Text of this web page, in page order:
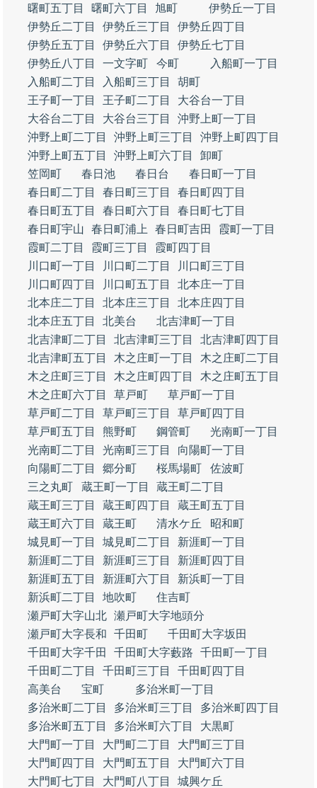
曙町五丁目 曙町六丁目 旭町
伊勢丘一丁目
伊勢丘二丁目
伊勢丘三丁目
伊勢丘四丁目
伊勢丘五丁目
伊勢丘六丁目
伊勢丘七丁目
伊勢丘八丁目
一文字町 今町
入船町一丁目
入船町二丁目
入船町三丁目
胡町
王子町一丁目
王子町二丁目
大谷台一丁目
大谷台二丁目
大谷台三丁目
沖野上町一丁目
沖野上町二丁目
沖野上町三丁目
沖野上町四丁目
沖野上町五丁目
沖野上町六丁目
卸町
笠岡町
春日池 春日台
春日町一丁目
春日町二丁目
春日町三丁目
春日町四丁目
春日町五丁目
春日町六丁目
春日町七丁目
春日町宇山
春日町浦上 春日町吉田
霞町一丁目
霞町二丁目
霞町三丁目
霞町四丁目
川口町一丁目
川口町二丁目
川口町三丁目
川口町四丁目
川口町五丁目
北本庄一丁目
北本庄二丁目
北本庄三丁目
北本庄四丁目
北本庄五丁目
北美台
北吉津町一丁目
北吉津町二丁目
北吉津町三丁目
北吉津町四丁目
北吉津町五丁目
木之庄町一丁目
木之庄町二丁目
木之庄町三丁目
木之庄町四丁目
木之庄町五丁目
木之庄町六丁目
草戸町
草戸町一丁目
草戸町二丁目
草戸町三丁目
草戸町四丁目
草戸町五丁目
熊野町 鋼管町
光南町一丁目
光南町二丁目
光南町三丁目
向陽町一丁目
向陽町二丁目
郷分町 桜馬場町
佐波町
三之丸町
蔵王町一丁目
蔵王町二丁目
蔵王町三丁目
蔵王町四丁目
蔵王町五丁目
蔵王町六丁目
蔵王町 清水ケ丘
昭和町
城見町一丁目
城見町二丁目
新涯町一丁目
新涯町二丁目
新涯町三丁目
新涯町四丁目
新涯町五丁目
新涯町六丁目
新浜町一丁目
新浜町二丁目
地吹町
住吉町
瀬戸町大字山北 瀬戸町大字地頭分
瀬戸町大字長和
千田町
千田町大字坂田
千田町大字千田
千田町大字藪路
千田町一丁目
千田町二丁目
千田町三丁目
千田町四丁目
高美台
宝町
多治米町一丁目
多治米町二丁目
多治米町三丁目
多治米町四丁目
多治米町五丁目
多治米町六丁目
大黒町
大門町一丁目
大門町二丁目
大門町三丁目
大門町四丁目
大門町五丁目
大門町六丁目
大門町七丁目
大門町八丁目
城興ケ丘